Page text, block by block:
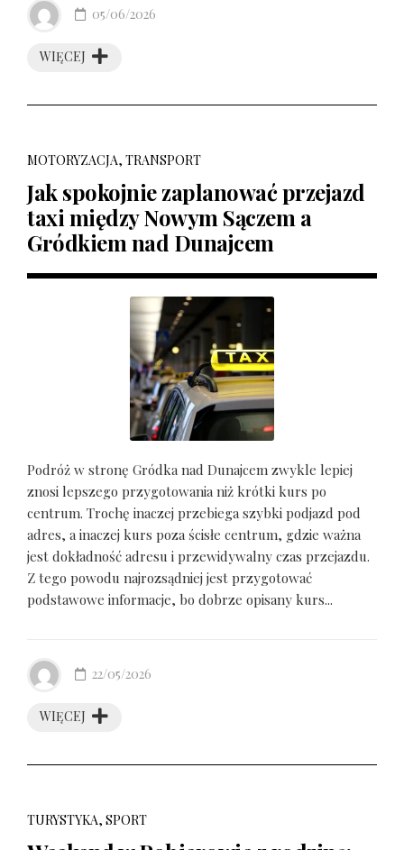
WIĘCEJ
05/06/2026
MOTORYZACJA, TRANSPORT
Jak spokojnie zaplanować przejazd
taxi między Nowym Sączem a
Gródkiem nad Dunajcem
Podróż w stronę Gródka nad Dunajcem zwykle lepiej
znosi lepszego przygotowania niż krótki kurs po
centrum. Trochę inaczej przebiega szybki podjazd pod
adres, a inaczej kurs poza ścisłe centrum, gdzie ważna
jest dokładność adresu i przewidywalny czas przejazdu.
Z tego powodu najrozsądniej jest przygotować
podstawowe informacje, bo dobrze opisany kurs...
WIĘCEJ
22/05/2026
TURYSTYKA, SPORT